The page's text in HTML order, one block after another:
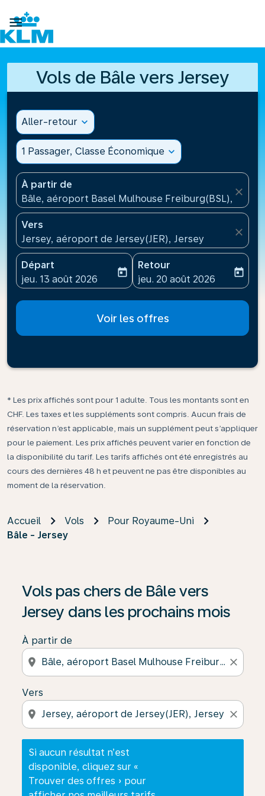

Vols de Bâle vers Jersey
Aller-retour expand_more
1 Passager, Classe Économique expand_more
À partir de
Bâle, aéroport Basel Mulhouse Freiburg(BSL), Suisse
close
Vers
Jersey, aéroport de Jersey(JER), Jersey
close
Départ
fc-booking-departure-date-aria-label
jeu. 13 août 2026
today
Retour
fc-booking-return-date-
jeu. 20 août 2026
today
Voir les offres
* Les prix affichés sont pour 1 adulte. Tous les montants sont en
CHF. Les taxes et les suppléments sont compris. Aucun frais de
réservation n’est applicable, mais un supplément peut s’appliquer
pour le paiement. Les prix affichés peuvent varier en fonction de
la disponibilité du tarif. Les tarifs affichés ont été enregistrés au
cours des dernières 48 h et peuvent ne pas être disponibles au
moment de la réservation.
Accueil Vols
Pour Royaume-Uni
Bâle - Jersey
Vols pas chers de Bâle vers
Jersey dans les prochains mois
À partir de
location_on close
Vers
location_on close
Si aucun résultat n’est
disponible, cliquez sur «
Trouver des offres » pour
Si aucun résultat n’est disponible, cliquez sur «